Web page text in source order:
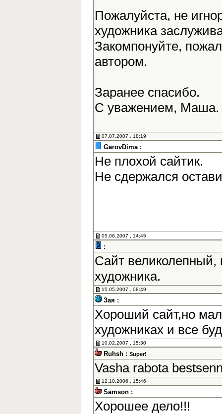
Пожалуйста, не
художника
Закомпонуйте,
автором.
Заранее спасибо.
С уважением, Маша.
07.07.2007 , 18:19
GarovDima :
Не плохой сайтик.
Не сдержался
05.06.2007 , 14:45
:
Сайт великолепный,
художника.
15.05.2007 , 08:49
Зая :
Хороший сайт,но
художниках и все
10.02.2007 , 15:30
Ruhsh : Super!
Vasha rabota
12.10.2006 , 15:46
Samson :
Хорошее дело!!!